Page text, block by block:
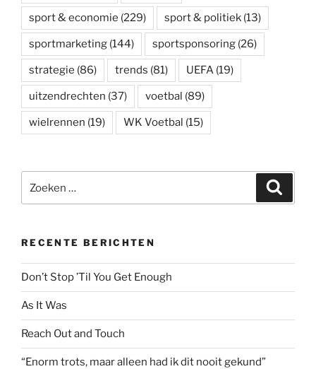
sport & economie (229) sport & politiek (13)
sportmarketing (144) sportsponsoring (26)
strategie (86) trends (81) UEFA (19)
uitzendrechten (37) voetbal (89)
wielrennen (19) WK Voetbal (15)
naar:
RECENTE BERICHTEN
Don’t Stop ’Til You Get Enough
As It Was
Reach Out and Touch
“Enorm trots, maar alleen had ik dit nooit gekund”